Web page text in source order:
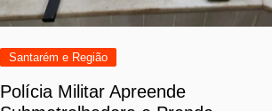
Santarém e Região
Polícia Militar Apreende